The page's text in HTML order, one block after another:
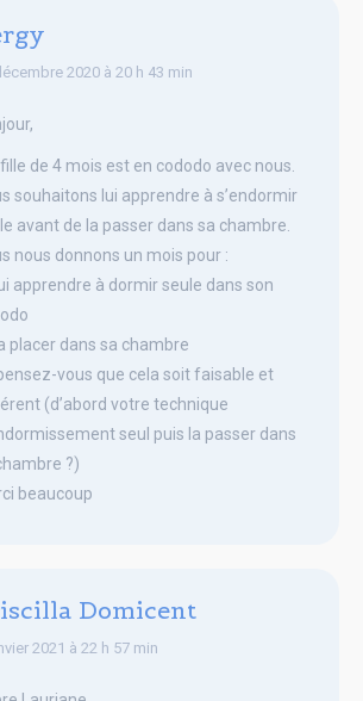
2020 à 20 h 43 min
de 4 mois est en cododo avec nous.
souhaitons lui apprendre à s’endormir
avant de la passer dans sa chambre.
nous donnons un mois pour :
apprendre à dormir seule dans son
placer dans sa chambre
vous que cela soit faisable et
(d’abord votre technique
seul puis la passer dans
?)
beaucoup
Domicent
2021 à 22 h 57 min